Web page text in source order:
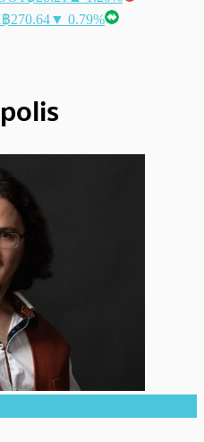
฿270.64▼ 0.79%